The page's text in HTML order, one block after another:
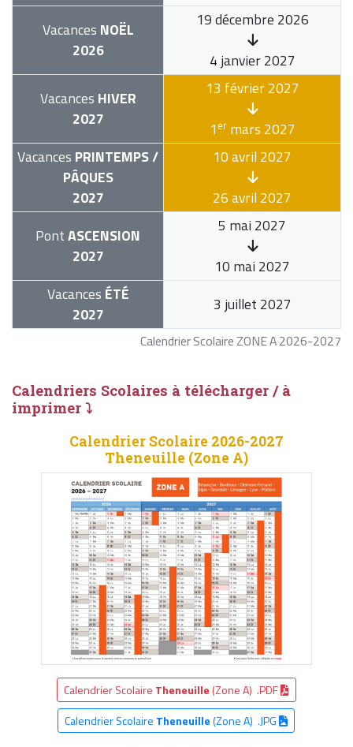
Calendrier Scolaire ZONE A 2026-2027
Vacances NOËL
2026
19 décembre 2026
4 janvier 2027
Vacances HIVER
2027
13 février 2027
1ermars 2027
Vacances PRINTEMPS /
PÂQUES
2027
10 avril 2027
26 avril 2027
PontASCENSION
2027
5 mai 2027
10 mai 2027
Vacances ÉTÉ
2027
3 juillet 2027
Calendriers Scolaires à télécharger / à
imprimer ⤵
Calendrier Scolaire 2026-2027
Theneuille (Zone A)
Calendrier Scolaire Theneuille (Zone A) .PDF
Calendrier Scolaire Theneuille(Zone A) .JPG